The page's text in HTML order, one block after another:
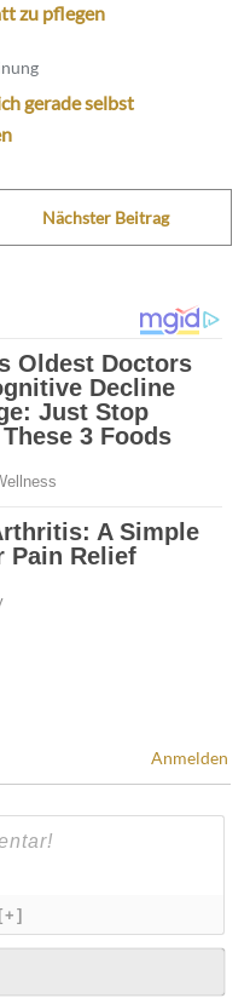
zu pflegen
gerade selbst
Nächster Beitrag
Anmelden
[+]